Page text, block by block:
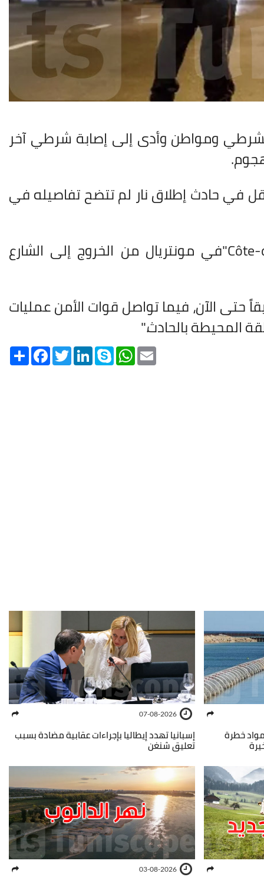
ومواطن وأدى إلى إصابة شرطي آخر
.
في حادث إطلاق نار لم تتضح تفاصيله في
في مونتريال من الخروج إلى الشارع
حتى الآن، فيما تواصل قوات الأمن عمليات
المحيطة بالحادث".
Share FacebookTwitterLinkedInSkype WhatsApp
خطرة
07-08-2026
إسبانيا تهدد إيطاليا بإجراءات عقابية مضادة بسبب
تعليق شنغن
03-08-2026